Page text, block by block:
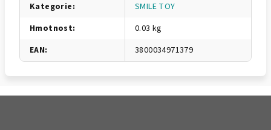
Kategorie:
SMILE TOY
Hmotnost:
0.03 kg
EAN: 3800034971379